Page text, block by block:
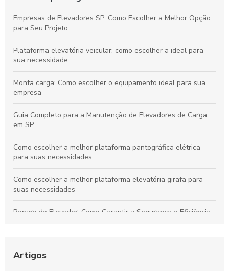
Empresas de Elevadores SP: Como Escolher a Melhor Opção
para Seu Projeto
Plataforma elevatória veicular: como escolher a ideal para
sua necessidade
Monta carga: Como escolher o equipamento ideal para sua
empresa
Guia Completo para a Manutenção de Elevadores de Carga
em SP
Como escolher a melhor plataforma pantográfica elétrica
para suas necessidades
Como escolher a melhor plataforma elevatória girafa para
suas necessidades
Reparo de Elevador: Como Garantir a Segurança e Eficiência
Artigos